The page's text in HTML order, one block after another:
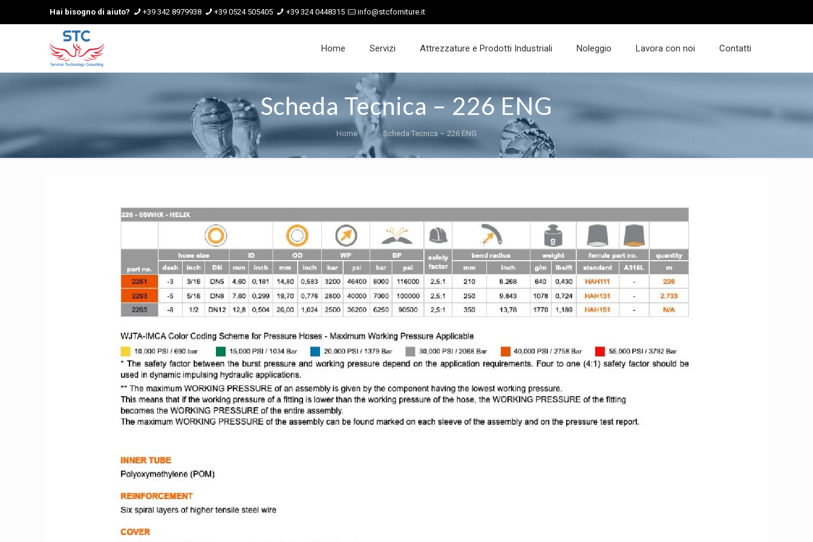
Hai bisogno di aiuto? +39 342 8979938 +39 0524 505405 +39 324 0448315 info@stcforniture.it
Home Servizi Attrezzature e Prodotti Industriali Noleggio Lavora con noi Contatti
Scheda Tecnica – 226 ENG
Home Scheda Tecnica – 226 ENG